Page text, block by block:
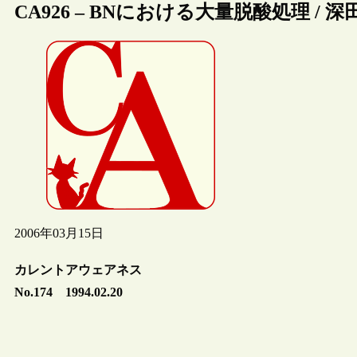
CA926 – BNにおける大量脱酸処理 / 深
2006年03月15日
カレントアウェアネス
No.174 1994.02.20